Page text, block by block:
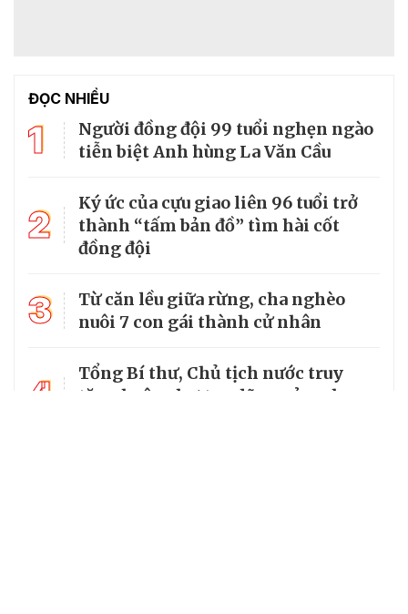
ĐỌC NHIỀU
1
Người đồng đội 99 tuổi nghẹn ngào
tiễn biệt Anh hùng La Văn Cầu
2
Ký ức của cựu giao liên 96 tuổi trở
thành “tấm bản đồ” tìm hài cốt
đồng đội
3
Từ căn lều giữa rừng, cha nghèo
nuôi 7 con gái thành cử nhân
4
Tổng Bí thư, Chủ tịch nước truy
tặng huân chương dũng cảm cho